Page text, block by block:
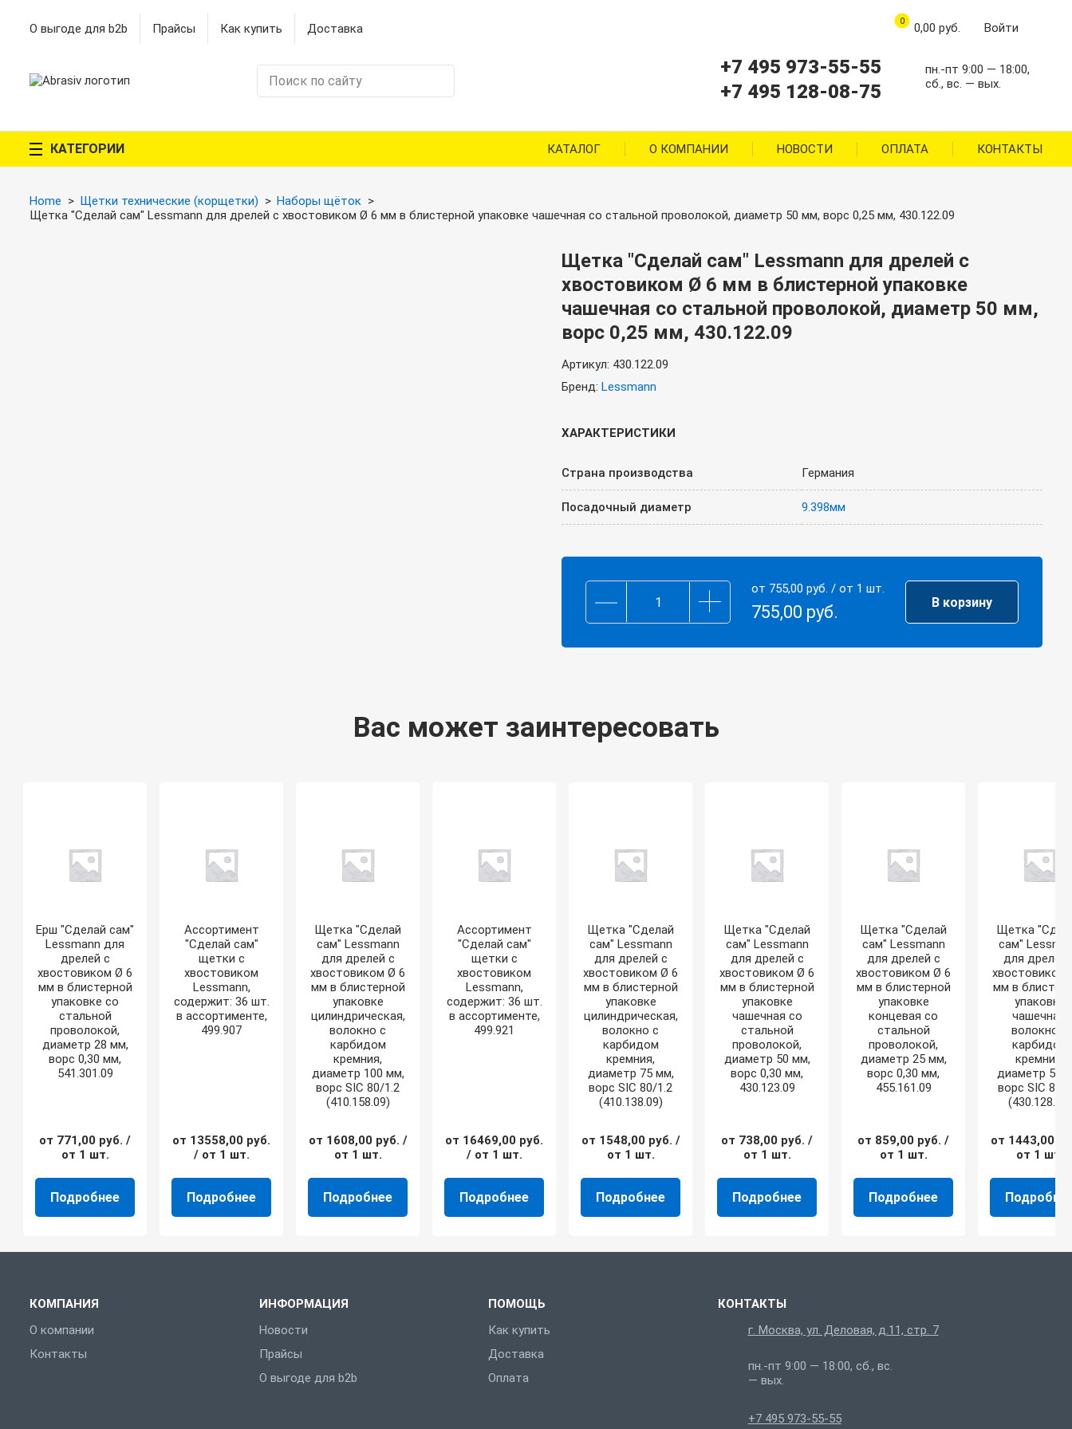
О выгоде для b2b Прайсы Как купить Доставка
0
0,00 руб. Войти
+7 495 973-55-55
+7 495 128-08-75
пн.-пт 9:00 — 18:00,
сб., вс. — вых.
КАТЕГОРИИ КАТАЛОГ О КОМПАНИИ НОВОСТИ ОПЛАТА КОНТАКТЫ
Home Щетки технические (корщетки)
Наборы щёток
Щетка "Сделай сам" Lessmann для дрелей с хвостовиком Ø 6 мм в блистерной упаковке чашечная со стальной проволокой, диаметр 50 мм, ворс 0,25 мм, 430.122.09
Щетка "Сделай сам" Lessmann для дрелей с
хвостовиком Ø 6 мм в блистерной упаковке
чашечная со стальной проволокой, диаметр 50 мм,
ворс 0,25 мм, 430.122.09
Артикул: 430.122.09
Бренд: Lessmann
ХАРАКТЕРИСТИКИ
Страна производства Германия
Посадочный диаметр 9.398мм
Щетка
"Сделай
Lessmann
проволокой,
диаметр
0,25
мм,
430.122.09
quantity
от 755,00 руб. / от 1 шт.
755,00 руб. В корзину
Вас может заинтересовать
Ерш "Сделай сам"
Lessmann для
дрелей с
хвостовиком Ø 6
мм в блистерной
упаковке со
стальной
проволокой,
диаметр 28 мм,
ворс 0,30 мм,
541.301.09
от 771,00 руб. /
от 1 шт.
Подробнее
Ассортимент
"Сделай сам"
щетки с
хвостовиком
Lessmann,
содержит: 36 шт.
в ассортименте,
499.907
от 13558,00 руб.
/ от 1 шт.
Подробнее
Щетка "Сделай
сам" Lessmann
для дрелей с
хвостовиком Ø 6
мм в блистерной
упаковке
цилиндрическая,
волокно с
карбидом
кремния,
диаметр 100 мм,
ворс SIC 80/1.2
(410.158.09)
от 1608,00 руб. /
от 1 шт.
Подробнее
Ассортимент
"Сделай сам"
щетки с
хвостовиком
Lessmann,
содержит: 36 шт.
в ассортименте,
499.921
от 16469,00 руб.
/ от 1 шт.
Подробнее
Щетка "Сделай
сам" Lessmann
для дрелей с
хвостовиком Ø 6
мм в блистерной
упаковке
цилиндрическая,
волокно с
карбидом
кремния,
диаметр 75 мм,
ворс SIC 80/1.2
(410.138.09)
от 1548,00 руб. /
от 1 шт.
Подробнее
Щетка "Сделай
сам" Lessmann
для дрелей с
хвостовиком Ø 6
мм в блистерной
упаковке
чашечная со
стальной
проволокой,
диаметр 50 мм,
ворс 0,30 мм,
430.123.09
от 738,00 руб. /
от 1 шт.
Подробнее
Щетка "Сделай
сам" Lessmann
для дрелей с
хвостовиком Ø 6
мм в блистерной
упаковке
концевая со
стальной
проволокой,
диаметр 25 мм,
ворс 0,30 мм,
455.161.09
от 859,00 руб. /
от 1 шт.
Подробнее
Щетка
сам"
для дрелей
хвостовиком
мм в
упаковке
чашечная,
волокно с
карбидом
кремния,
диаметр 50
ворс SIC 80/
(430.128.09)
от 1443,00
от 1 шт.
КОМПАНИЯ
О компании
Контакты
ИНФОРМАЦИЯ
Новости
Прайсы
О выгоде для b2b
ПОМОЩЬ
Как купить
Доставка
Оплата
КОНТАКТЫ
г. Москва, ул. Деловая, д.11, стр. 7
пн.-пт 9:00 — 18:00, сб., вс.
— вых.
+7 495 973-55-55